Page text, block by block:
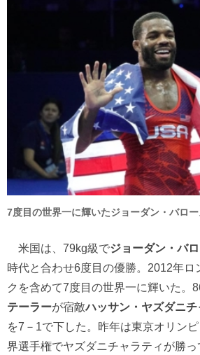
7度目の世界一に輝いたジョーダン・バロー
米国は、79kg級でジョーダン・バ
時代と合わせ6度目の優勝。2012年ロ
クを含めて7度目の世界一に輝いた。
テーラーが宿敵ハッサン・ヤズダニチ
を7－1で下した。昨年は東京オリン
界選手権でヤズダニチャラティが勝っ